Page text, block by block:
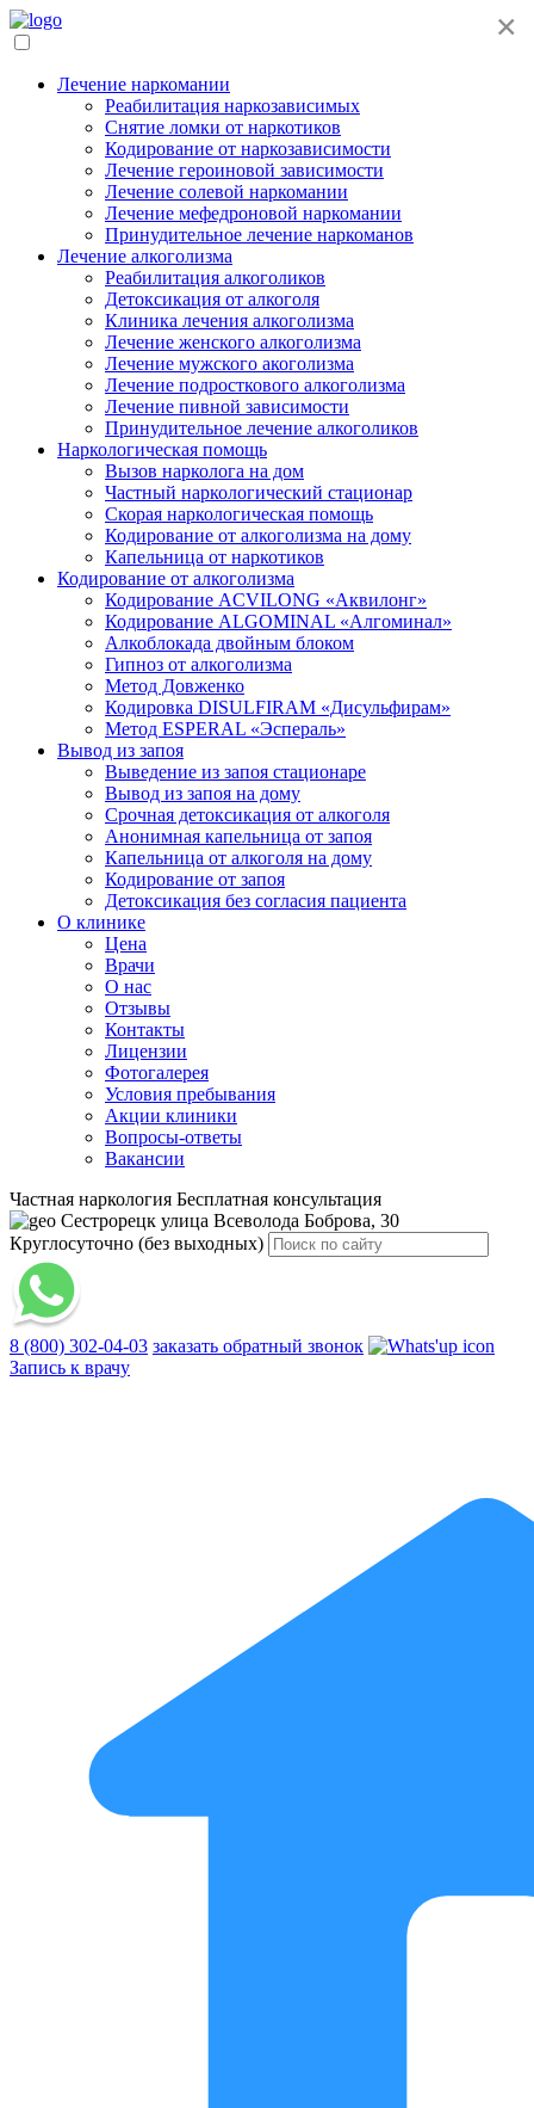
Лечение наркомании
Реабилитация наркозависимых
Снятие ломки от наркотиков
Кодирование от наркозависимости
Лечение героиновой зависимости
Лечение солевой наркомании
Лечение мефедроновой наркомании
Принудительное лечение наркоманов
Лечение алкоголизма
Реабилитация алкоголиков
Детоксикация от алкоголя
Клиника лечения алкоголизма
Лечение женского алкоголизма
Лечение мужского акоголизма
Лечение подросткового алкоголизма
Лечение пивной зависимости
Принудительное лечение алкоголиков
Наркологическая помощь
Вызов нарколога на дом
Частный наркологический стационар
Скорая наркологическая помощь
Кодирование от алкоголизма на дому
Капельница от наркотиков
Кодирование от алкоголизма
Кодирование ACVILONG «Аквилонг»
Кодирование ALGOMINAL «Алгоминал»
Алкоблокада двойным блоком
Гипноз от алкоголизма
Метод Довженко
Кодировка DISULFIRAM «Дисульфирам»
Метод ESPERAL «Эспераль»
Вывод из запоя
Выведение из запоя стационаре
Вывод из запоя на дому
Срочная детоксикация от алкоголя
Анонимная капельница от запоя
Капельница от алкоголя на дому
Кодирование от запоя
Детоксикация без согласия пациента
О клинике
Цена
Врачи
О нас
Отзывы
Контакты
Лицензии
Фотогалерея
Условия пребывания
Акции клиники
Вопросы-ответы
Вакансии
Частная наркология Бесплатная консультация
Сестрорецк улица Всеволода Боброва, 30
Круглосуточно (без выходных)
8 (800) 302-04-03 заказать обратный звонок
Запись к врачу
×